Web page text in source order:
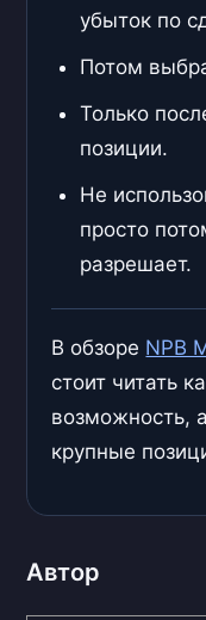
убыток по
Потом
Только
позиции.
Не
просто
разрешает.
В обзоре NPB
стоит читать
возможность,
крупные
Автор